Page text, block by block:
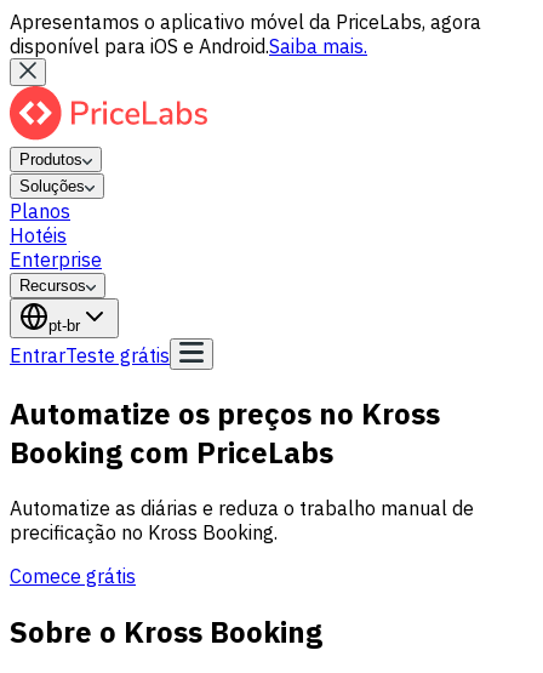
Apresentamos o aplicativo móvel da PriceLabs, agora
disponível para iOS e Android.Saiba mais.
Produtos
Soluções
Planos
Hotéis
Enterprise
Recursos
pt-br
EntrarTeste grátis
Automatize os preços no Kross
Booking com PriceLabs
Automatize as diárias e reduza o trabalho manual de
precificação no Kross Booking.
Comece grátis
Sobre o Kross Booking